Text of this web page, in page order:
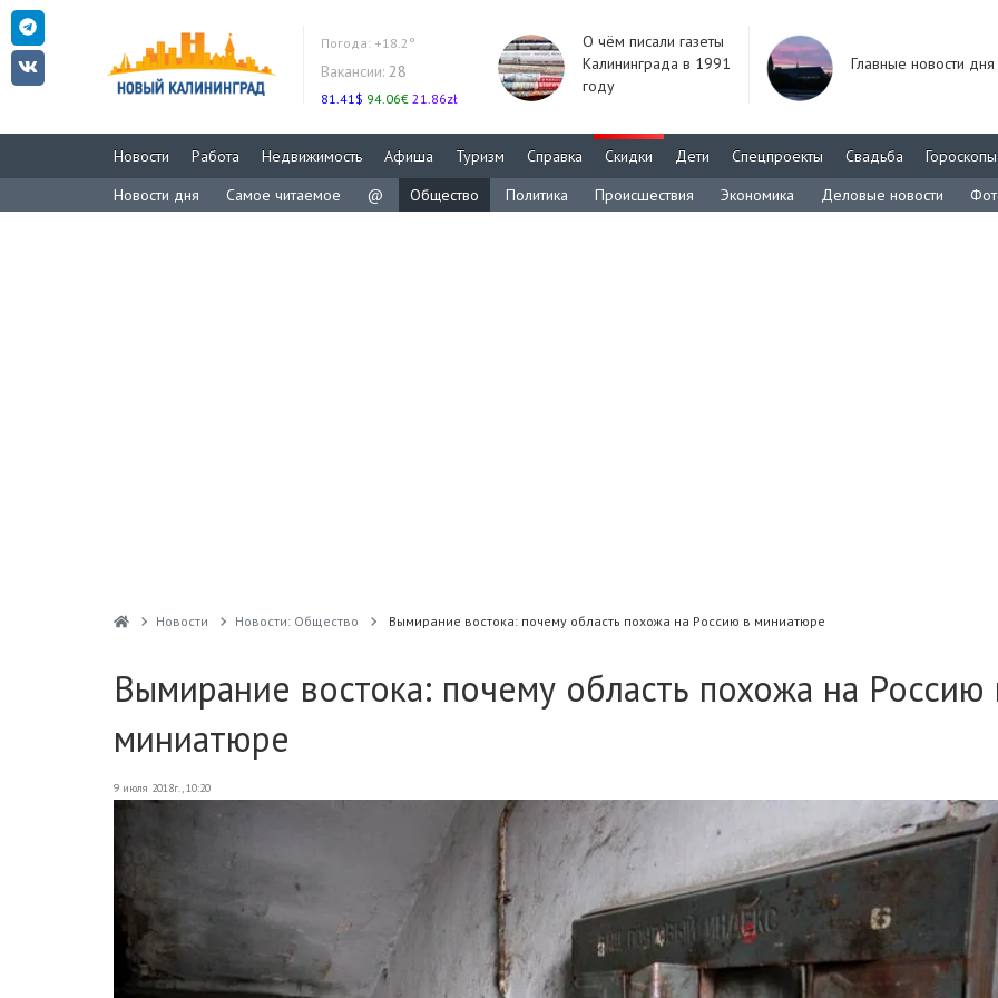
Погода: +18.2°
Вакансии: 28
81.41$ 94.06€ 21.86zł
О чём писали газеты
Калининграда в 1991
году
Главные новости дня
Новости Работа Недвижимость Афиша Туризм Справка Скидки Дети Спецпроекты Свадьба
Гороскопы
Новости дня
Самое читаемое @ Общество Политика Происшествия Экономика Деловые новости
Новости Новости: Общество Вымирание востока: почему область похожа на Россию в миниатюре
Вымирание востока: почему область похожа на Россию
миниатюре
9 июля 2018г., 10:20